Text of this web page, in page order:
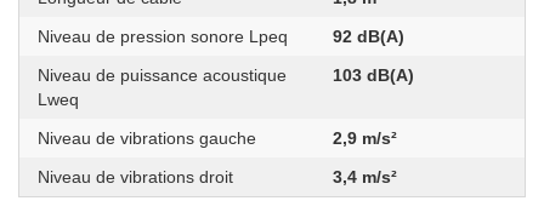
Niveau de pression sonore Lpeq
92 dB(A)
Niveau de puissance acoustique
Lweq
103 dB(A)
Niveau de vibrations gauche
2,9 m/s²
Niveau de vibrations droit
3,4 m/s²